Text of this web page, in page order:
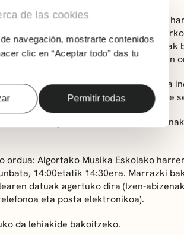
de las cookies
navegación, mostrarte contenidos
clic en “Aceptar todo” das tu
Permitir todas
bertan, Algortako Musika Eskolako
zigilatzeko euskarria aurkeztu
da. Deialdi honetan ezarritako arauak
edo marrazkiak ez dira lehiaketan
prest aurkeztu ahal izango dira, baina
eta euskarri horien gaineko beste
lanak egiteko behar dituzten
ordua: Algortako Musika Eskolako
14:00etatik 14:30era. Marrazki
datuak agertuko dira (Izen-
eta posta elektronikoa).
da lehiakide bakoitzeko.